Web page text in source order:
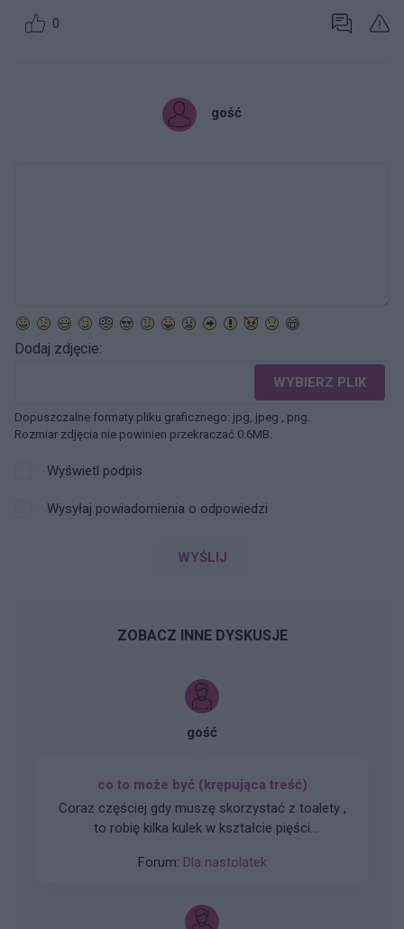
0
gość
Dodaj zdjęcie:
WYBIERZ PLIK
Dopuszczalne formaty pliku graficznego: jpg, jpeg , png.
Rozmiar zdjęcia nie powinien przekraczać 0.6MB.
Wyświetl podpis
Wysyłaj powiadomienia o odpowiedzi
WYŚLIJ
ZOBACZ INNE DYSKUSJE
gość
co to może być (krępująca treść)
Coraz częściej gdy muszę skorzystać z toalety ,
to robię kilka kulek w kształcie pięści
do odbytu. Ból jest dosyć intensywny, kąpiel lub
około 2 miesięcy. Co w takiej sytuacji może
Forum: Dla nastolatek